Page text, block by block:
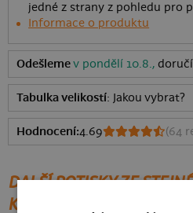
jedné z strany z pohledu pro
Informace o produktu
Odešlemev pondělí 10.8.,
Tabulka velikostí: Jakou vybrat?
Hodnocení:4.69 (64
DALŠÍ POTISKY ZE
KATEGORIE